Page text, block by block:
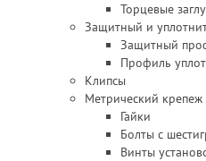
Торцевые
Защитный и
Защитный
Профиль
Клипсы
Метрический крепеж
Гайки
Болты с
Винты